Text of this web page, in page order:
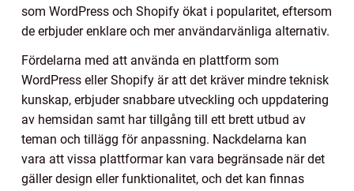
som WordPress och Shopify ökat i popularitet, eftersom
de erbjuder enklare och mer användarvänliga alternativ.
Fördelarna med att använda en plattform som
WordPress eller Shopify är att det kräver mindre teknisk
kunskap, erbjuder snabbare utveckling och uppdatering
av hemsidan samt har tillgång till ett brett utbud av
teman och tillägg för anpassning. Nackdelarna kan
vara att vissa plattformar kan vara begränsade när det
gäller design eller funktionalitet, och det kan finnas